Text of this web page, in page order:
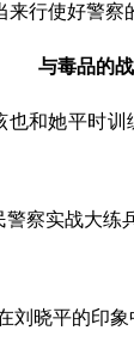
行使好警察
与毒品的
和她平时
察实战大
晓平的印